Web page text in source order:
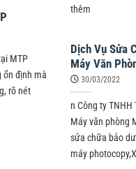
thêm
MTP
ổn định mà
rõ nét
Dịch Vụ Sửa
Máy Văn
30/03/2022
n Công ty
Máy văn phòng
sửa chữa bảo
máy